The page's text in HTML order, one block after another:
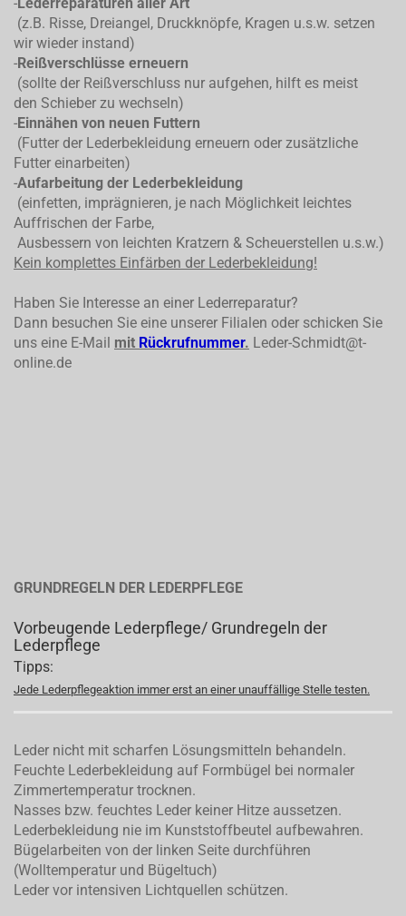
(z.B. Risse, Dreiangel, Druckknöpfe, Kragen u.s.w. setzen
wir wieder instand)
-Reißverschlüsse erneuern
(sollte der Reißverschluss nur aufgehen, hilft es meist
den Schieber zu wechseln)
-Einnähen von neuen Futtern
(Futter der Lederbekleidung erneuern oder zusätzliche
Futter einarbeiten)
-Aufarbeitung der Lederbekleidung
(einfetten, imprägnieren, je nach Möglichkeit leichtes
Auffrischen der Farbe,
Ausbessern von leichten Kratzern & Scheuerstellen u.s.w.)
Kein komplettes Einfärben der Lederbekleidung!
Haben Sie Interesse an einer Lederreparatur?
Dann besuchen Sie eine unserer Filialen oder schicken Sie
uns eine E-Mail mit Rückrufnummer. Leder-Schmidt@t-
online.de
GRUNDREGELN DER LEDERPFLEGE
Vorbeugende Lederpflege/ Grundregeln der
Lederpflege
Tipps:
Jede Lederpflegeaktion immer erst an einer unauffällige Stelle testen.
Leder nicht mit scharfen Lösungsmitteln behandeln.
Feuchte Lederbekleidung auf Formbügel bei normaler
Zimmertemperatur trocknen.
Nasses bzw. feuchtes Leder keiner Hitze aussetzen.
Lederbekleidung nie im Kunststoffbeutel aufbewahren.
Bügelarbeiten von der linken Seite durchführen
(Wolltemperatur und Bügeltuch)
Leder vor intensiven Lichtquellen schützen.